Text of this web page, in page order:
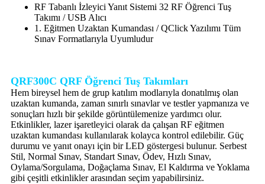
RF Tabanlı İzleyici Yanıt Sistemi 32 RF Öğrenci Tuş
Takımı / USB Alıcı
1. Eğitmen Uzaktan Kumandası / QClick Yazılımı Tüm
Sınav Formatlarıyla Uyumludur
QRF300C QRF Öğrenci Tuş Takımları
Hem bireysel hem de grup katılım modlarıyla donatılmış olan
uzaktan kumanda, zaman sınırlı sınavlar ve testler yapmanıza ve
sonuçları hızlı bir şekilde görüntülemenize yardımcı olur.
Etkinlikler, lazer işaretleyici olarak da çalışan RF eğitmen
uzaktan kumandası kullanılarak kolayca kontrol edilebilir. Güç
durumu ve yanıt onayı için bir LED göstergesi bulunur. Serbest
Stil, Normal Sınav, Standart Sınav, Ödev, Hızlı Sınav,
Oylama/Sorgulama, Doğaçlama Sınav, El Kaldırma ve Yoklama
gibi çeşitli etkinlikler arasından seçim yapabilirsiniz.